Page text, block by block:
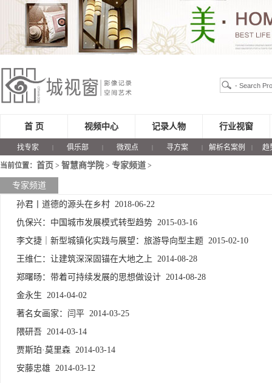
首 页 视频中心 记录人物 行业视窗
找专家 | 俱乐部 | 微观点 | 寻方案 | 解析名案例 | 趋
当前位置： 首页 > 智慧商学院 > 专家频道 >
专家频道
孙君丨道德的源头在乡村 2018-06-22
仇保兴：中国城市发展模式转型趋势 2015-03-16
李文捷｜新型城镇化实践与展望：旅游导向型主题 2015-02-10
王维仁：让建筑深深固锚在大地之上 2014-08-28
郑曙旸：带着可持续发展的思想做设计 2014-08-28
金永生 2014-04-02
著名女画家：闫平 2014-03-25
隈研吾 2014-03-14
贾斯珀·莫里森 2014-03-14
安藤忠雄 2014-03-12